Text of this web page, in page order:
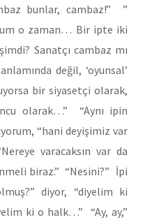
bunlar, cambaz!” ”
o zaman… Bir ipte iki
Sanatçı cambaz mı
değil, ‘oyunsal’
bir siyasetçi olarak,
olarak…” “Aynı ipin
“hani deyişimiz var
varacaksın var da
biraz.” “Nesini?” İpi
diyor, “diyelim ki
ki o halk…” “Ay, ay,”